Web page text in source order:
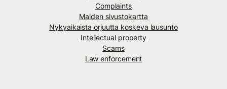
Complaints
Maiden sivustokartta
Nykyaikaista orjuutta koskeva lausunto
Intellectual property
Scams
Law enforcement